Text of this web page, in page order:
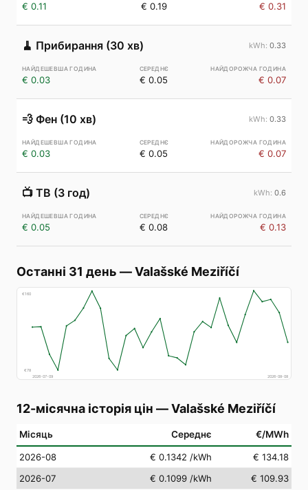
€ 0.11 € 0.19 € 0.31
🧹 Прибирання (30 хв) 0.33
€ 0.03 € 0.05 € 0.07
💨 Фен (10 хв) 0.33
€ 0.03 € 0.05 € 0.07
📺 ТВ (3 год) 0.6
€ 0.05 € 0.08 € 0.13
Останні 31 день —Valašské Meziříčí
€160
€78
2026-07-09
2026-08-08
12-місячна історія цін —Valašské Meziříčí
Місяць Середнє €/MWh
2026-08 € 0.1342 /kWh
€ 134.18
2026-07
€ 0.1099 /kWh
€ 109.93